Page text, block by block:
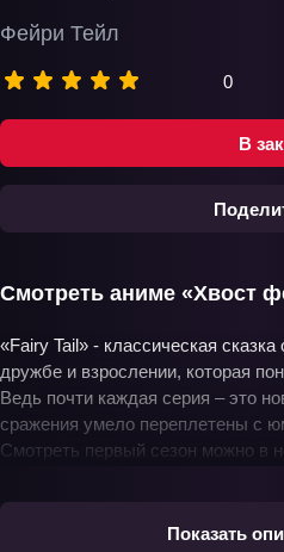
В
Фейри Тейл
0
Смотреть аниме «Хвост
«Fairy Tail» - классическая
дружбе и взрослении, которая
Ведь почти каждая серия – это
сражения умело переплетены с
Смотреть первый сезон можно в
тайтла «Фэйри тейл» является
на нашем сайте вы можете
Показать